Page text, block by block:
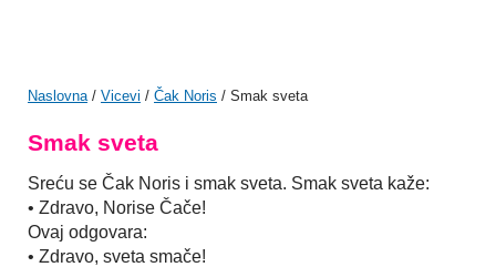
Naslovna/ Vicevi / Čak Noris / Smak sveta
Smak sveta
Sreću se Čak Noris i smak sveta. Smak sveta kaže:
• Zdravo, Norise Čače!
Ovaj odgovara:
• Zdravo, sveta smače!